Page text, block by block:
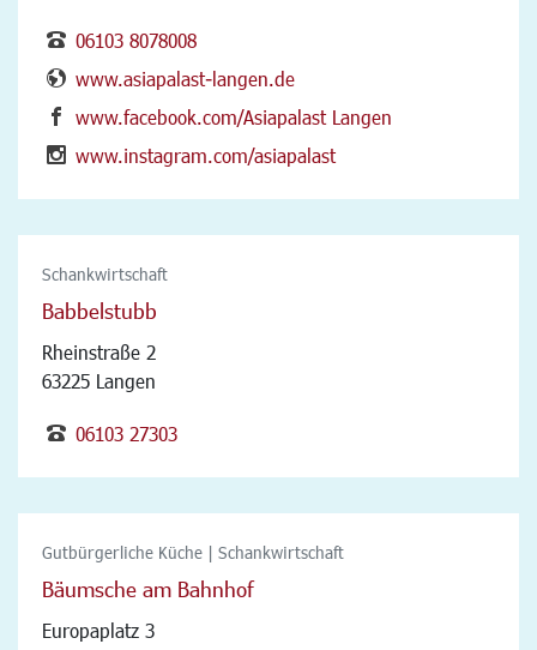
06103 8078008
www.asiapalast-langen.de
www.facebook.com/Asiapalast Langen
www.instagram.com/asiapalast
Schankwirtschaft
Babbelstubb
Rheinstraße 2
63225 Langen
06103 27303
Gutbürgerliche Küche | Schankwirtschaft
Bäumsche am Bahnhof
Europaplatz 3